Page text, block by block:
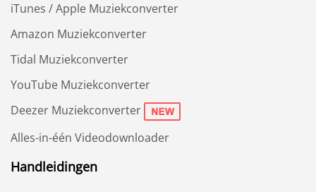
iTunes / Apple Muziekconverter
Amazon Muziekconverter
Tidal Muziekconverter
YouTube Muziekconverter
Deezer Muziekconverter
Alles-in-één Videodownloader
Handleidingen